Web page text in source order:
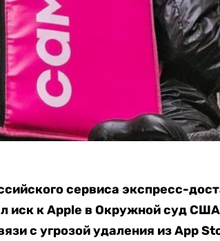
сервиса экспресс-
иск к Apple в Окружной суд
с угрозой удаления из App